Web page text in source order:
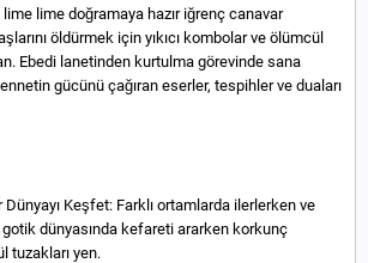
lime lime doğramaya hazır iğrenç canavar
öldürmek için yıkıcı kombolar ve ölümcül
Ebedi lanetinden kurtulma görevinde sana
gücünü çağıran eserler, tespihler ve duaları
Keşfet: Farklı ortamlarda ilerlerken ve
gotik dünyasında kefareti ararken korkunç
tuzakları yen.